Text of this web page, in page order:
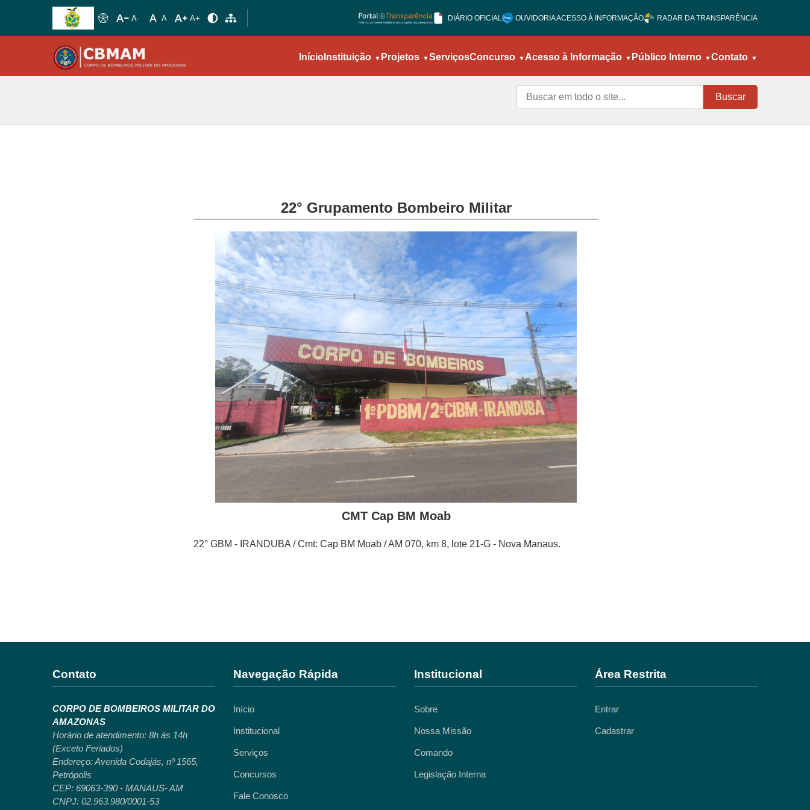
A- A A+ DIÁRIO OFICIAL OUVIDORIA ACESSO À INFORMAÇÃO RADAR DA TRANSPARÊNCIA
Início Instituição Projetos ServiçosConcurso Acesso à Informação Público Interno Contato
Buscar
22° Grupamento Bombeiro Militar
CMT Cap BM Moab
22° GBM - IRANDUBA / Cmt: Cap BM Moab / AM 070, km 8, lote 21-G - Nova Manaus.
Contato
CORPO DE BOMBEIROS MILITAR DO
AMAZONAS
Horário de atendimento: 8h às 14h
(Exceto Feriados)
Endereço: Avenida Codajás, nº 1565,
Petrópolis
CEP: 69063-390 - MANAUS- AM
CNPJ: 02.963.980/0001-53
Navegação Rápida
Início
Institucional
Serviços
Concursos
Fale Conosco
Institucional
Sobre
Nossa Missão
Comando
Legislação Interna
Área Restrita
Entrar
Cadastrar